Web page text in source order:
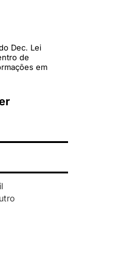
Dec. Lei
de
em